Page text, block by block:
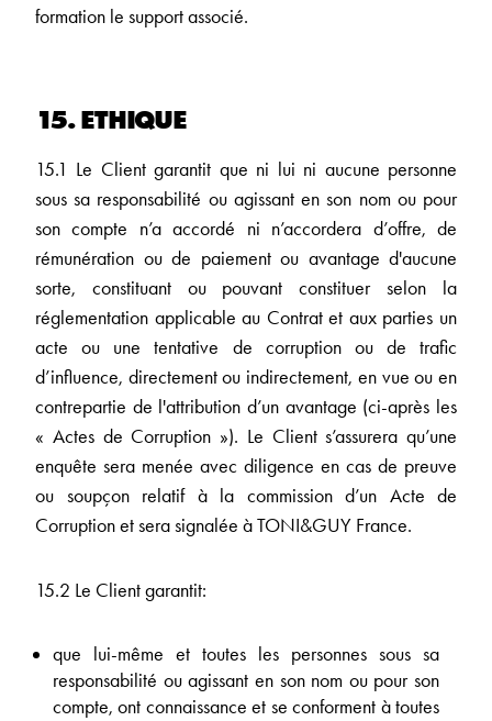
formation le support associé.
15. ETHIQUE
15.1 Le Client garantit que ni lui ni aucune personne
sous sa responsabilité ou agissant en son nom ou pour
son compte n’a accordé ni n’accordera d’offre, de
rémunération ou de paiement ou avantage d'aucune
sorte, constituant ou pouvant constituer selon la
réglementation applicable au Contrat et aux parties un
acte ou une tentative de corruption ou de trafic
d’influence, directement ou indirectement, en vue ou en
contrepartie de l'attribution d’un avantage (ci-après les
« Actes de Corruption »). Le Client s’assurera qu’une
enquête sera menée avec diligence en cas de preuve
ou soupçon relatif à la commission d’un Acte de
Corruption et sera signalée à TONI&GUY France.
15.2 Le Client garantit:
que lui-même et toutes les personnes sous sa
responsabilité ou agissant en son nom ou pour son
compte, ont connaissance et se conforment à toutes